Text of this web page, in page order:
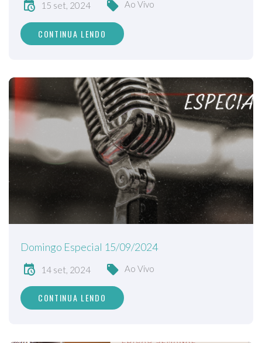
15 set, 2024 Ao Vivo
CONTINUA LENDO
Domingo Especial 15/09/2024
14 set, 2024 Ao Vivo
CONTINUA LENDO